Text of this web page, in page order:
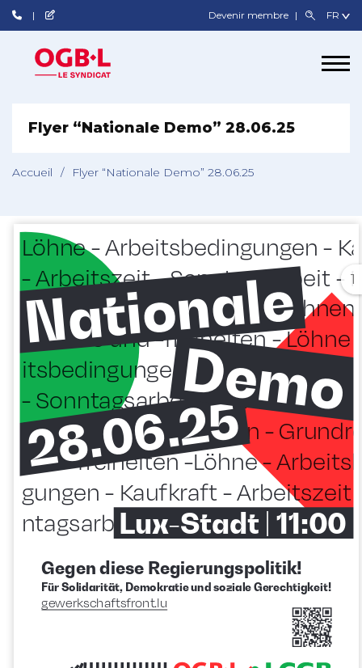
Devenir membre
Flyer “Nationale Demo” 28.06.25
Accueil / Flyer “Nationale Demo” 28.06.25
1